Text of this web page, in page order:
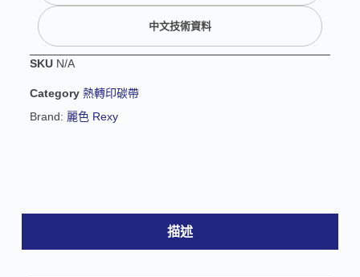
t
v
中文技術資料
SKU N/A
Category 熱轉印碳帶
Brand: 麗色 Rexy
描述